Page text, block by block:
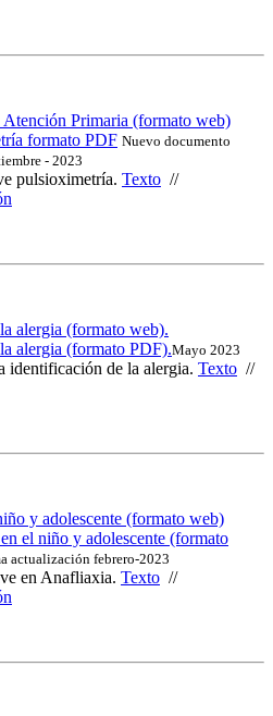
Primaria (formato web)
formato PDF Nuevo documento
- 2023
pulsioximetría. Texto //
alergia (formato web).
alergia (formato PDF).Mayo 2023
identificación de la alergia. Texto //
y adolescente (formato web)
el niño y adolescente (formato
actualización febrero-2023
en Anafliaxia. Texto //